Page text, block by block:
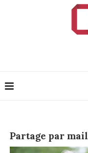
Partage par mail